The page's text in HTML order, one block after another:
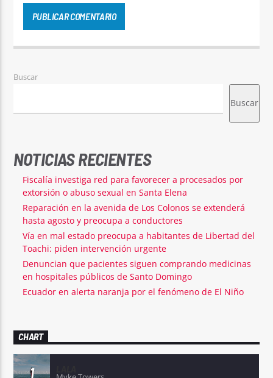
Buscar
Buscar
NOTICIAS RECIENTES
Fiscalía investiga red para favorecer a procesados por
extorsión o abuso sexual en Santa Elena
Reparación en la avenida de Los Colonos se extenderá
hasta agosto y preocupa a conductores
Vía en mal estado preocupa a habitantes de Libertad del
Toachi: piden intervención urgente
Denuncian que pacientes siguen comprando medicinas
en hospitales públicos de Santo Domingo
Ecuador en alerta naranja por el fenómeno de El Niño
CHART
1